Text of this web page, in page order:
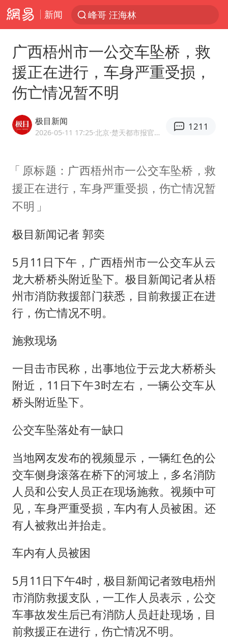
新闻
峰哥 汪海林
西湖突现狂风暴雨 游客瞬间被浇透
黄金创今年来最大单周涨幅
视频丨中国东方电气集团原党组副书记、董事宋致远被查
金饰克价一夜涨回1300元
白海豚将正面袭击贯穿浙江
网传《披荆斩棘2026》名单
牛津大学一纸声明甩不了锅
女主硬加吻戏短剧已下架
人民的健康、体质、幸福一脉相承
广西梧州市一公交车坠桥，救
援正在进行，车身严重受损，
伤亡情况暂不明
极目新闻
2026-05-11 17:25·北京 ·楚天都市报官方网易号
1211
原标题：广西梧州市一公交车坠桥，救
援正在进行，车身严重受损，伤亡情况暂
不明
极目新闻记者 郭奕
5月11日下午，广西梧州市一公交车从云
龙大桥桥头附近坠下。极目新闻记者从梧
州市消防救援部门获悉，目前救援正在进
行，伤亡情况不明。
施救现场
一目击市民称，出事地位于云龙大桥桥头
附近，11日下午3时左右，一辆公交车从
桥头附近坠下。
公交车坠落处有一缺口
当地网友发布的视频显示，一辆红色的公
交车侧身滚落在桥下的河坡上，多名消防
人员和公安人员正在现场施救。视频中可
见，车身严重受损，车内有人员被困。还
有人被救出并抬走。
车内有人员被困
5月11日下午4时，极目新闻记者致电梧州
市消防救援支队，一工作人员表示，公交
车事故发生后已有消防人员赶赴现场，目
前救援正在进行，伤亡情况不明。